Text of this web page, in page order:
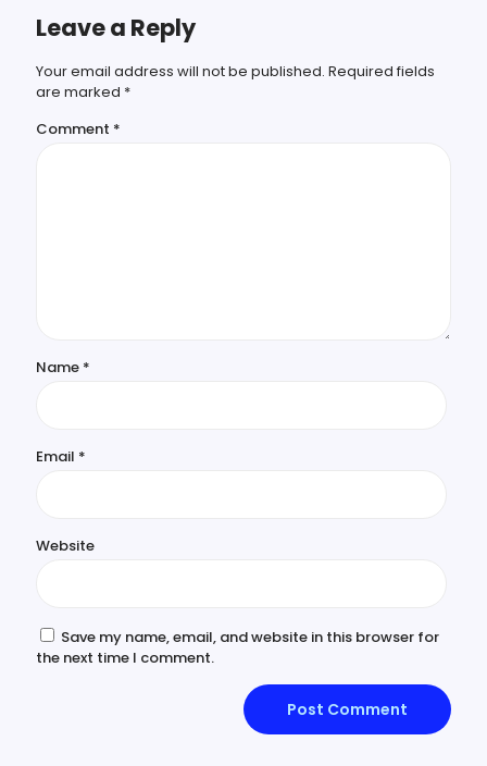
Leave a Reply
Your email address will not be published. Required fields
are marked *
Comment *
Name *
Email *
Website
Save my name, email, and website in this browser for
the next time I comment.